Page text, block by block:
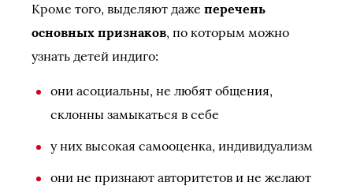
Кроме того, выделяют даже перечень
основных признаков, по которым можно
узнать детей индиго:
они асоциальны, не любят общения,
склонны замыкаться в себе
у них высокая самооценка, индивидуализм
они не признают авторитетов и не желают